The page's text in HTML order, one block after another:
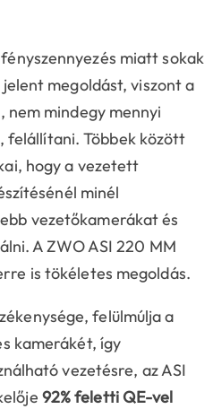
miatt sokak
megoldást, viszont a
mindegy mennyi
felállítani. Többek között
hogy a vezetett
minél
vezetőkamerákat és
A ZWO ASI 220 MM
is tökéletes megoldás.
felülmúlja a
kamerákét, így
vezetésre, az ASI
92% feletti QE-vel